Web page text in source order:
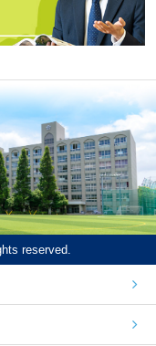
reserved.